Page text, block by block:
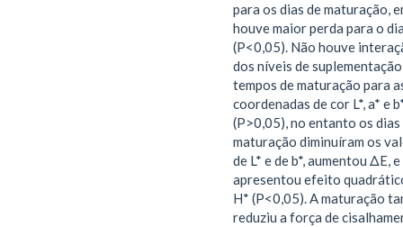
para os dias de maturação,
houve maior perda para o
(P<0,05). Não houve
dos níveis de
tempos de maturação para
coordenadas de cor L*, a* e
(P>0,05), no entanto os dias
maturação diminuíram os
de L* e de b*, aumentou ΔE, e
apresentou efeito
H* (P<0,05). A maturação
reduziu a força de